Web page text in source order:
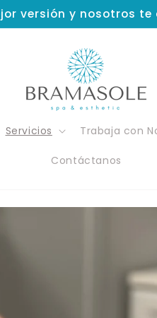
versión y nosotros te
Servicios Trabaja con
Contáctanos